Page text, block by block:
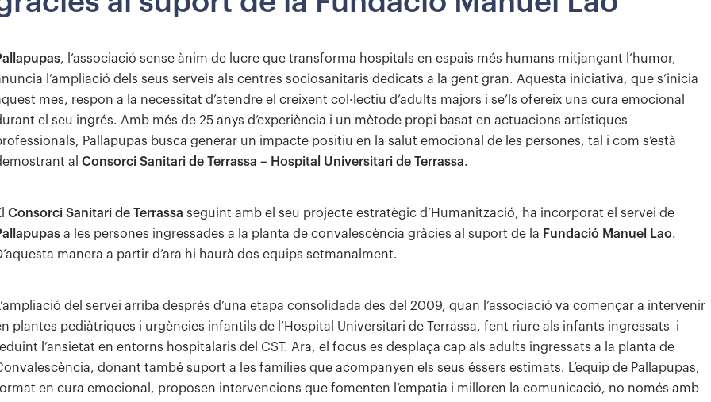
, l’associació sense ànim de lucre que transforma hospitals en espais més humans mitjançant l’humor,
l’ampliació dels seus serveis als centres sociosanitaris dedicats a la gent gran. Aquesta iniciativa, que s’inicia
mes, respon a la necessitat d’atendre el creixent col·lectiu d’adults majors i se’ls ofereix una cura emocional
el seu ingrés. Amb més de 25 anys d’experiència i un mètode propi basat en actuacions artístiques
Pallapupas busca generar un impacte positiu en la salut emocional de les persones, tal i com s’està
al Consorci Sanitari de Terrassa – Hospital Universitari de Terrassa.
Consorci Sanitari de Terrassa seguint amb el seu projecte estratègic d’Humanització, ha incorporat el servei de
a les persones ingressades a la planta de convalescència gràcies al suport de la Fundació Manuel Lao.
manera a partir d’ara hi haurà dos equips setmanalment.
del servei arriba després d’una etapa consolidada des del 2009, quan l’associació va començar a intervenir
plantes pediàtriques i urgències infantils de l’Hospital Universitari de Terrassa, fent riure als infants ingressats i
l’ansietat en entorns hospitalaris del CST. Ara, el focus es desplaça cap als adults ingressats a la planta de
donant també suport a les famílies que acompanyen els seus éssers estimats. L’equip de Pallapupas,
en cura emocional, proposen intervencions que fomenten l’empatia i milloren la comunicació, no només amb